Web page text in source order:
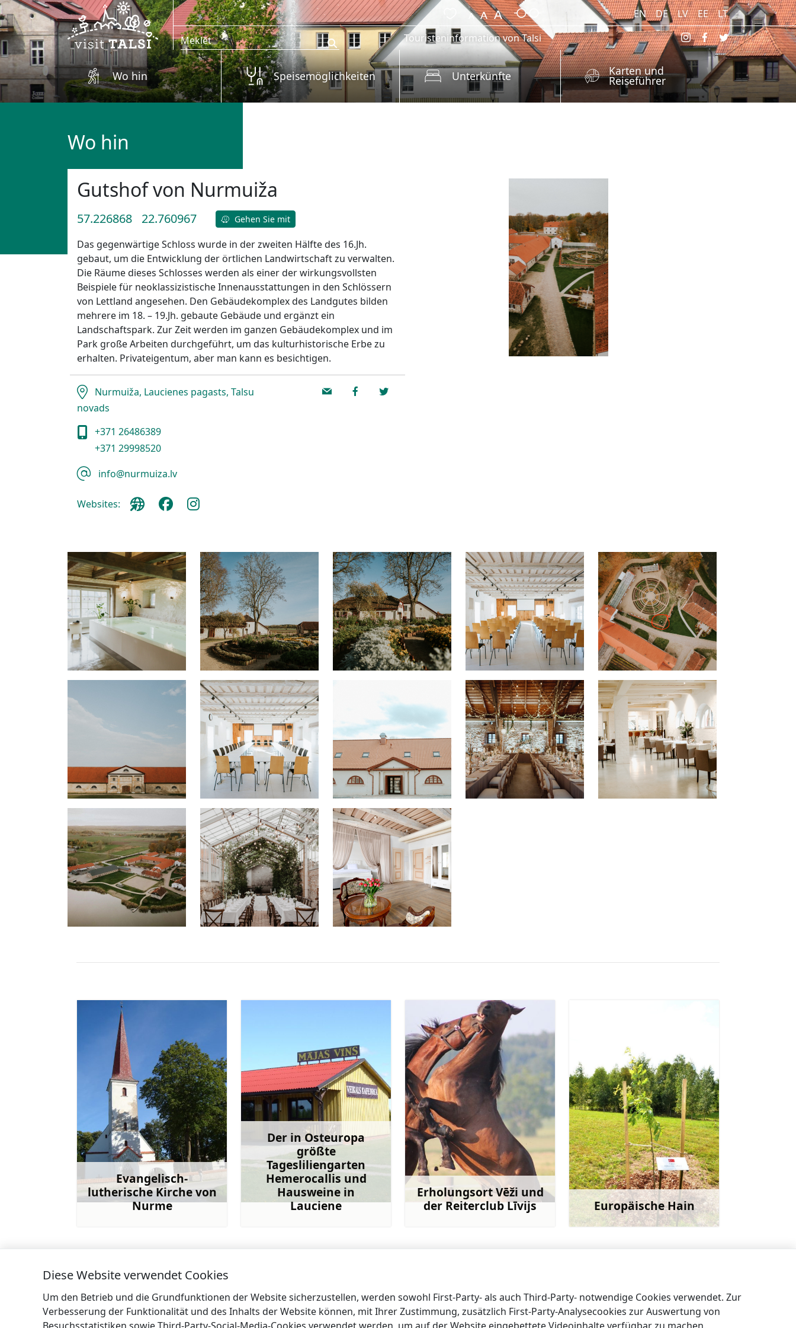
Zum Hauptinhalt springen
EN DE LV EE
LT
Touristeninformation von Talsi
Wo hin Speisemöglichkeiten Unterkünfte Karten und
Reiseführer
Wo hin
Gutshof von Nurmuiža
57.226868 22.760967 Gehen Sie mit
Das gegenwärtige Schloss wurde in der zweiten Hälfte des 16.Jh.
gebaut, um die Entwicklung der örtlichen Landwirtschaft zu verwalten.
Die Räume dieses Schlosses werden als einer der wirkungsvollsten
Beispiele für neoklassizistische Innenausstattungen in den Schlössern
von Lettland angesehen. Den Gebäudekomplex des Landgutes bilden
mehrere im 18. – 19.Jh. gebaute Gebäude und ergänzt ein
Landschaftspark. Zur Zeit werden im ganzen Gebäudekomplex und im
Park große Arbeiten durchgeführt, um das kulturhistorische Erbe zu
erhalten. Privateigentum, aber man kann es besichtigen.
Nurmuiža, Laucienes pagasts, Talsu
novads
+371 26486389
+371 29998520
info@nurmuiza.lv
Websites:
Evangelisch-
lutherische Kirche von
Nurme
Der in Osteuropa
größte
Tagesliliengarten
Hemerocallis und
Hausweine in
Lauciene
Erholungsort Vēži und
der Reiterclub Līvijs
Mehr
Europäische Hain
Mehr
← Kunstpark von Pedvale Gutshof von Spāre →
Diese Website verwendet Cookies
Um den Betrieb und die Grundfunktionen der Website sicherzustellen, werden sowohl First-Party- als auch Third-Party- notwendige Cookies verwendet. Zur
Verbesserung der Funktionalität und des Inhalts der Website können, mit Ihrer Zustimmung, zusätzlich First-Party-Analysecookies zur Auswertung von